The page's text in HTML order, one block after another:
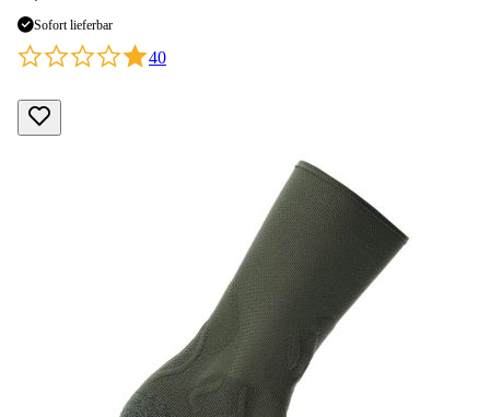
Sofort lieferbar
40